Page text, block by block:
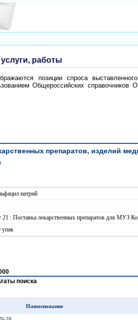
работы
позиции спроса
Общероссийских
препаратов, изделий
натрий
21 : Поставка лекарственных препаратов для МУЗ
упак
поиска
Наименование